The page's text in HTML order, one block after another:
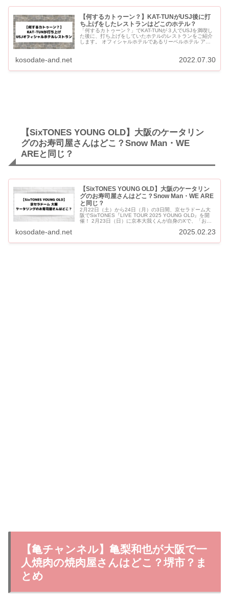
【何するカトゥーン？】KAT-TUNがUSJ後に打
ち上げをしたレストランはどこのホテル？
「何するカトゥーン？」でKAT-TUNが３人でUSJを満喫し
た後に、打ち上げをしていたホテルのレストランをご紹介
します。 オフィシャルホテルであるリーベルホテル アッ
kosodate-and.net 2022.07.30
【SixTONES YOUNG OLD】大阪のケータリン
グのお寿司屋さんはどこ？Snow Man・WE
AREと同じ？
【SixTONES YOUNG OLD】大阪のケータリン
グのお寿司屋さんはどこ？Snow Man・WE ARE
と同じ？
2月22日（土）から24日（月）の3日間、京セラドーム大
阪でSixTONES『LIVE TOUR 2025 YOUNG OLD』を開
催！ 2月23日（日）に京本大我くんが自身のXで、「おひ
kosodate-and.net 2025.02.23
【亀チャンネル】亀梨和也が大阪で一
人焼肉の焼肉屋さんはどこ？堺市？ま
とめ